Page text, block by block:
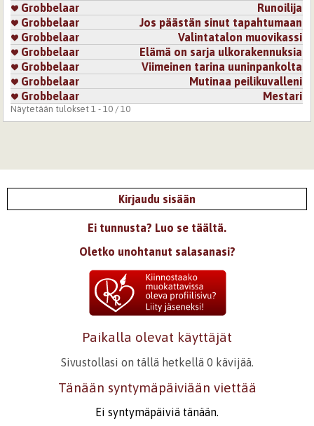
Grobbelaar
Runoilija
Grobbelaar
Jos päästän sinut tapahtumaan
Grobbelaar
Valintatalon muovikassi
Grobbelaar
Elämä on sarja ulkorakennuksia
Grobbelaar
Viimeinen tarina uuninpankolta
Grobbelaar
Mutinaa peilikuvalleni
Grobbelaar
Mestari
Näytetään tulokset 1 - 10 / 10
Kirjaudu sisään
Ei tunnusta? Luo se täältä.
Oletko unohtanut salasanasi?
Paikalla olevat käyttäjät
Sivustollasi on tällä hetkellä 0 kävijää.
Tänään syntymäpäiviään viettää
Ei syntymäpäiviä tänään.